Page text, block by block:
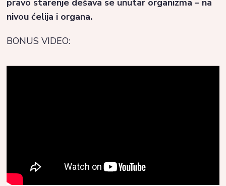
pravo starenje dešava se unutar organizma – na
nivou ćelija i organa.
BONUS VIDEO: